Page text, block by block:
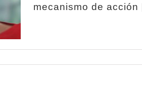
mecanismo de acción